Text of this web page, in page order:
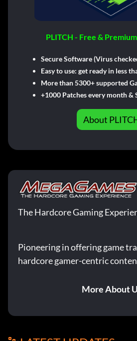
PLITCH - Free &
Secure Software (Virus
Easy to use: get ready in less
More than 5300+ supported
+1000 Patches every month &
About
The Hardcore Gaming
Pioneering in offering game
hardcore gamer-centric
More About